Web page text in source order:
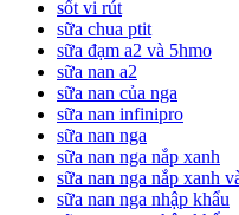
sốt vi rút
sữa chua ptit
sữa đạm a2 và 5hmo
sữa nan a2
sữa nan của nga
sữa nan infinipro
sữa nan nga
sữa nan nga nắp xanh
sữa nan nga nắp xanh
sữa nan nga nhập khẩu